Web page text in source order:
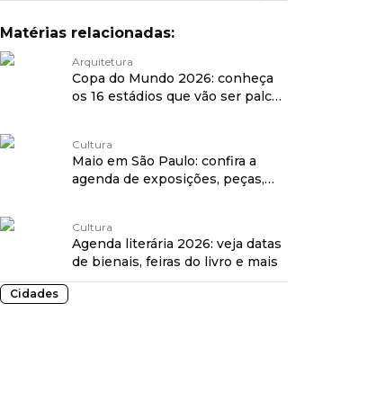
Matérias relacionadas:
Arquitetura
Copa do Mundo 2026: conheça
os 16 estádios que vão ser palco
Cultura
Maio em São Paulo: confira a
agenda de exposições, peças,
Cultura
Agenda literária 2026: veja datas
de bienais, feiras do livro e mais
Cidades